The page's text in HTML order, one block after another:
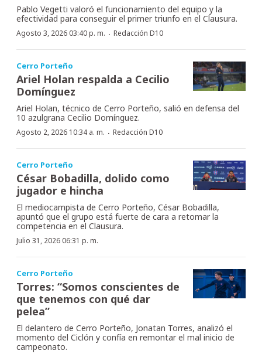
Pablo Vegetti valoró el funcionamiento del equipo y la
efectividad para conseguir el primer triunfo en el Clausura.
Agosto 3, 2026 03:40 p. m. · Redacción D10
Cerro Porteño
Ariel Holan respalda a Cecilio
Domínguez
Ariel Holan, técnico de Cerro Porteño, salió en defensa del
10 azulgrana Cecilio Domínguez.
Agosto 2, 2026 10:34 a. m. · Redacción D10
Cerro Porteño
César Bobadilla, dolido como
jugador e hincha
El mediocampista de Cerro Porteño, César Bobadilla,
apuntó que el grupo está fuerte de cara a retomar la
competencia en el Clausura.
Julio 31, 2026 06:31 p. m.
Cerro Porteño
Torres: “Somos conscientes de
que tenemos con qué dar
pelea”
El delantero de Cerro Porteño, Jonatan Torres, analizó el
momento del Ciclón y confía en remontar el mal inicio de
campeonato.